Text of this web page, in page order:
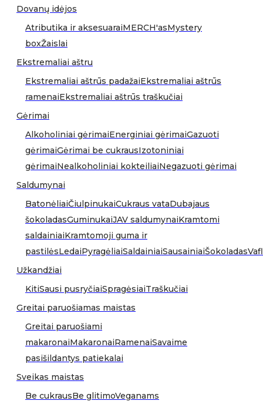
Dovanų idėjos
Atributika ir aksesuaraiMERCH'asMystery
boxŽaislai
Ekstremaliai aštru
Ekstremaliai aštrūs padažaiEkstremaliai aštrūs
ramenaiEkstremaliai aštrūs traškučiai
Gėrimai
Alkoholiniai gėrimaiEnerginiai gėrimaiGazuoti
gėrimaiGėrimai be cukrausIzotoniniai
gėrimaiNealkoholiniai kokteiliaiNegazuoti gėrimai
Saldumynai
BatonėliaiČiulpinukaiCukraus vataDubajaus
šokoladasGuminukaiJAV saldumynaiKramtomi
saldainiaiKramtomoji guma ir
pastilėsLedaiPyragėliaiSaldainiaiSausainiaiŠokoladas
Užkandžiai
KitiSausi pusryčiaiSpragėsiaiTraškučiai
Greitai paruošiamas maistas
Greitai paruošiami
makaronaiMakaronaiRamenaiSavaime
pasišildantys patiekalai
Sveikas maistas
Be cukrausBe glitimoVeganams